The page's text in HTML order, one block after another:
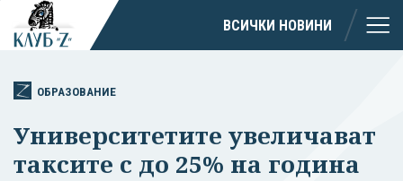
ВСИЧКИ НОВИНИ
ОБРАЗОВАНИЕ
Университетите увеличават
таксите с до 25% на година